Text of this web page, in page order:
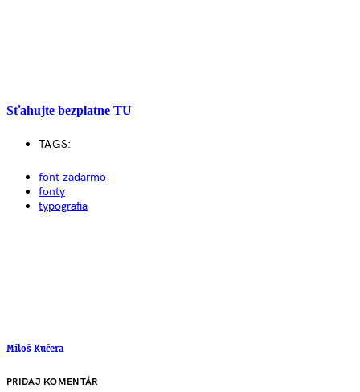
Sťahujte bezplatne TU
TAGS:
font zadarmo
fonty
typografia
Miloš Kučera
PRIDAJ KOMENTÁR